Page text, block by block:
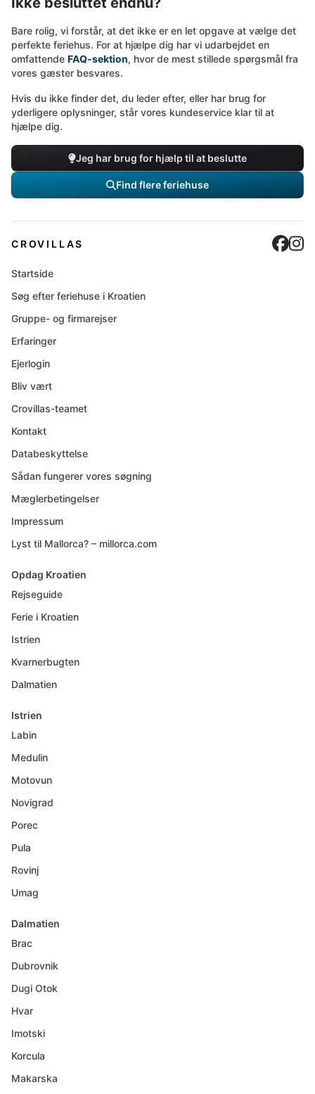
Bare rolig, vi forstår, at det ikke er en let opgave at vælge det
perfekte feriehus. For at hjælpe dig har vi udarbejdet en
omfattende FAQ-sektion, hvor de mest stillede spørgsmål fra
vores gæster besvares.
Hvis du ikke finder det, du leder efter, eller har brug for
yderligere oplysninger, står vores kundeservice klar til at
hjælpe dig.
Jeg har brug for hjælp til at beslutte
Find flere feriehuse
CROVILLAS
Startside
Søg efter feriehuse i Kroatien
Gruppe- og firmarejser
Erfaringer
Ejerlogin
Bliv vært
Crovillas-teamet
Kontakt
Databeskyttelse
Sådan fungerer vores søgning
Mæglerbetingelser
Impressum
Lyst til Mallorca? – millorca.com
Opdag Kroatien
Rejseguide
Ferie i Kroatien
Istrien
Kvarnerbugten
Dalmatien
Istrien
Labin
Medulin
Motovun
Novigrad
Porec
Pula
Rovinj
Umag
Dalmatien
Brac
Dubrovnik
Dugi Otok
Hvar
Imotski
Korcula
Makarska